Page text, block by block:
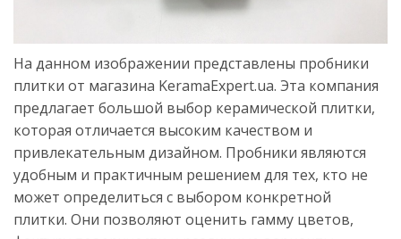
На данном изображении представлены пробники
плитки от магазина KeramaExpert.ua. Эта компания
предлагает большой выбор керамической плитки,
которая отличается высоким качеством и
привлекательным дизайном. Пробники являются
удобным и практичным решением для тех, кто не
может определиться с выбором конкретной
плитки. Они позволяют оценить гамму цветов,